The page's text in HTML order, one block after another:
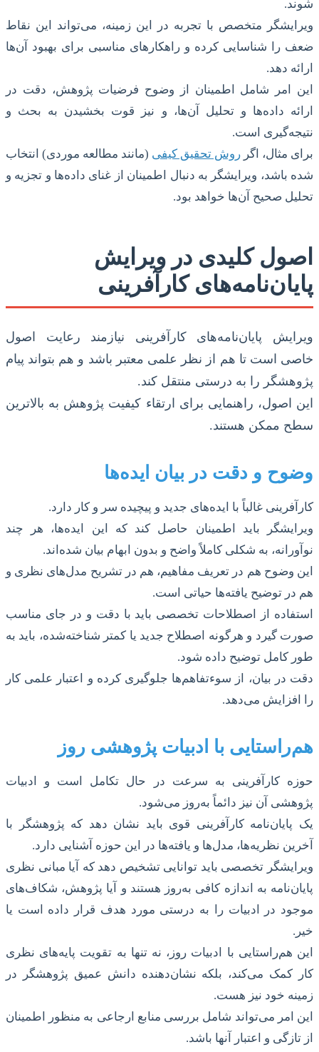
شوند.
ویرایشگر متخصص با تجربه در این زمینه، می‌تواند این نقاط
ضعف را شناسایی کرده و راهکارهای مناسبی برای بهبود آن‌ها
ارائه دهد.
این امر شامل اطمینان از وضوح فرضیات پژوهش، دقت در
ارائه داده‌ها و تحلیل آن‌ها، و نیز قوت بخشیدن به بحث و
نتیجه‌گیری است.
برای مثال، اگر روش تحقیق کیفی (مانند مطالعه موردی) انتخاب
شده باشد، ویرایشگر به دنبال اطمینان از غنای داده‌ها و تجزیه و
تحلیل صحیح آن‌ها خواهد بود.
اصول کلیدی در ویرایش
پایان‌نامه‌های کارآفرینی
ویرایش پایان‌نامه‌های کارآفرینی نیازمند رعایت اصول
خاصی است تا هم از نظر علمی معتبر باشد و هم بتواند پیام
پژوهشگر را به درستی منتقل کند.
این اصول، راهنمایی برای ارتقاء کیفیت پژوهش به بالاترین
سطح ممکن هستند.
وضوح و دقت در بیان ایده‌ها
کارآفرینی غالباً با ایده‌های جدید و پیچیده سر و کار دارد.
ویرایشگر باید اطمینان حاصل کند که این ایده‌ها، هر چند
نوآورانه، به شکلی کاملاً واضح و بدون ابهام بیان شده‌اند.
این وضوح هم در تعریف مفاهیم، هم در تشریح مدل‌های نظری و
هم در توضیح یافته‌ها حیاتی است.
استفاده از اصطلاحات تخصصی باید با دقت و در جای مناسب
صورت گیرد و هرگونه اصطلاح جدید یا کمتر شناخته‌شده، باید به
طور کامل توضیح داده شود.
دقت در بیان، از سوءتفاهم‌ها جلوگیری کرده و اعتبار علمی کار
را افزایش می‌دهد.
هم‌راستایی با ادبیات پژوهشی روز
حوزه کارآفرینی به سرعت در حال تکامل است و ادبیات
پژوهشی آن نیز دائماً به‌روز می‌شود.
یک پایان‌نامه کارآفرینی قوی باید نشان دهد که پژوهشگر با
آخرین نظریه‌ها، مدل‌ها و یافته‌ها در این حوزه آشنایی دارد.
ویرایشگر تخصصی باید توانایی تشخیص دهد که آیا مبانی نظری
پایان‌نامه به اندازه کافی به‌روز هستند و آیا پژوهش، شکاف‌های
موجود در ادبیات را به درستی مورد هدف قرار داده است یا
خیر.
این هم‌راستایی با ادبیات روز، نه تنها به تقویت پایه‌های نظری
کار کمک می‌کند، بلکه نشان‌دهنده دانش عمیق پژوهشگر در
زمینه خود نیز هست.
این امر می‌تواند شامل بررسی منابع ارجاعی به منظور اطمینان
از تازگی و اعتبار آنها باشد.